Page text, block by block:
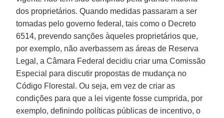
dos proprietários. Quando medidas passaram a ser
tomadas pelo governo federal, tais como o Decreto
6514, prevendo sanções àqueles proprietários que,
por exemplo, não averbassem as áreas de Reserva
Legal, a Câmara Federal decidiu criar uma Comissão
Especial para discutir propostas de mudança no
Código Florestal. Ou seja, em vez de criar as
condições para que a lei vigente fosse cumprida, por
exemplo, definindo políticas públicas de incentivo, o